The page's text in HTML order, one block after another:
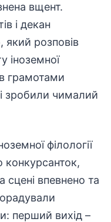
вщент.
і декан
який розповів
іноземної
грамотами
зробили чималий
філології
конкурсанток,
сцені впевнено та
перший вихід –